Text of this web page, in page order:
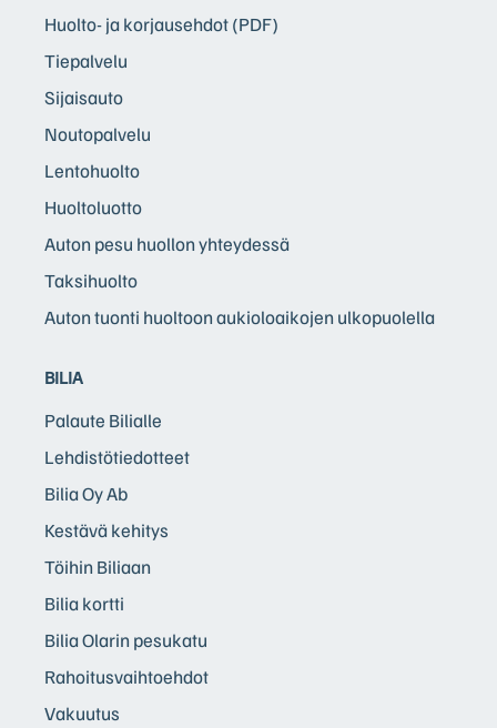
Huolto- ja korjausehdot (PDF)
Tiepalvelu
Sijaisauto
Noutopalvelu
Lentohuolto
Huoltoluotto
Auton pesu huollon yhteydessä
Taksihuolto
Auton tuonti huoltoon aukioloaikojen ulkopuolella
BILIA
Palaute Bilialle
Lehdistötiedotteet
Bilia Oy Ab
Kestävä kehitys
Töihin Biliaan
Bilia kortti
Bilia Olarin pesukatu
Rahoitusvaihtoehdot
Vakuutus